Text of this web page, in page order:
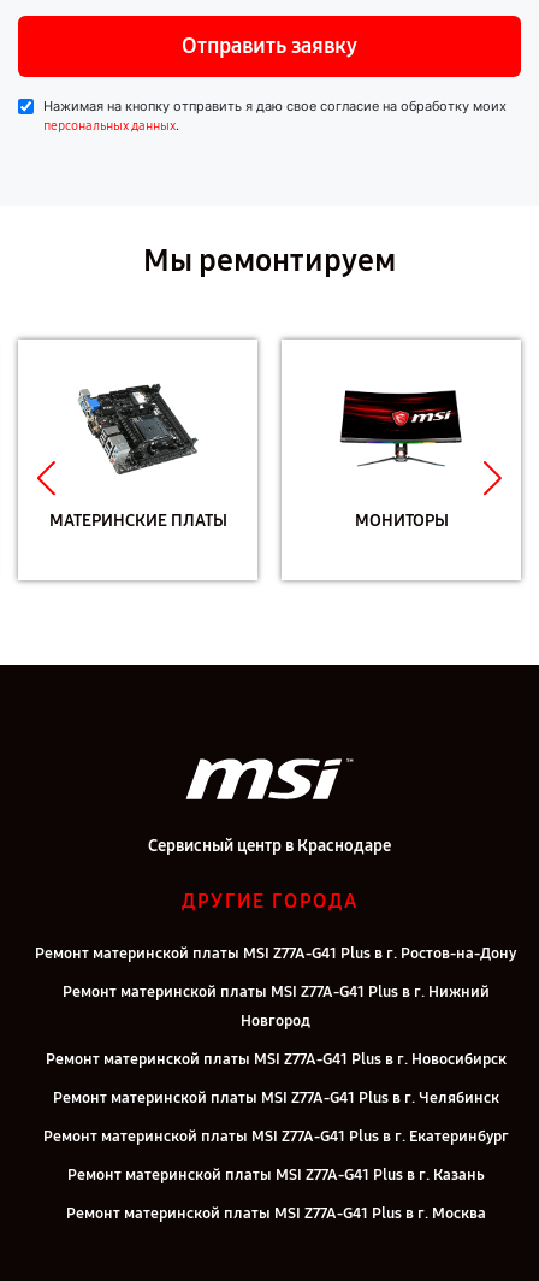
Отправить заявку
Нажимая на кнопку отправить я даю свое согласие на обработку моих
персональных данных.
Мы ремонтируем
МАТЕРИНСКИЕ ПЛАТЫ МОНИТОРЫ
Сервисный центр в Краснодаре
ДРУГИЕ ГОРОДА
Ремонт материнской платы MSI Z77A-G41 Plus в г. Ростов-на-Дону
Ремонт материнской платы MSI Z77A-G41 Plus в г. Нижний
Новгород
Ремонт материнской платы MSI Z77A-G41 Plus в г. Новосибирск
Ремонт материнской платы MSI Z77A-G41 Plus в г. Челябинск
Ремонт материнской платы MSI Z77A-G41 Plus в г. Екатеринбург
Ремонт материнской платы MSI Z77A-G41 Plus в г. Казань
Ремонт материнской платы MSI Z77A-G41 Plus в г. Москва